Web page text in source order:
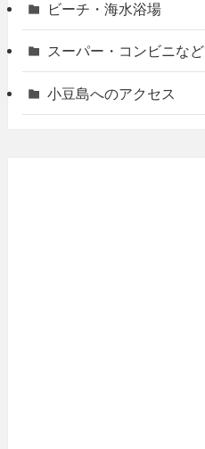
ビーチ・海水浴場
スーパー・コンビニなど
小豆島へのアクセス